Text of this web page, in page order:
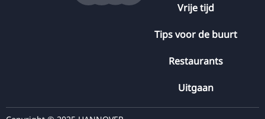
Vrije tijd
Tips voor de buurt
Restaurants
Uitgaan